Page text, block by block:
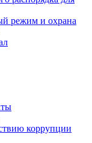
режим и охрана
коррупции